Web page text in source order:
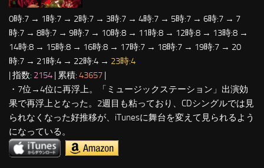
0時:7 → 1時:7 → 2時:7 → 3時:7 → 4時:7 → 5時:7 → 6時:7 → 7
時:7 → 8時:7 → 9時:7 → 10時:8 → 11時:8 → 12時:8 → 13時:8 →
14時:8 → 15時:8 → 16時:8 → 17時:7 → 18時:7 → 19時:7 → 20
時:7 → 21時:4 → 22時:4 → 23時:4
| 指数: 2154 | 累積: 43657 |
・7位→4位に再浮上。「ミュージックステーション」出演効
果で再浮上となった。2週目も粘っており、CDシングルでは見
られなくなった好推移が、iTunesに舞台を変えて見られるよう
になっている。